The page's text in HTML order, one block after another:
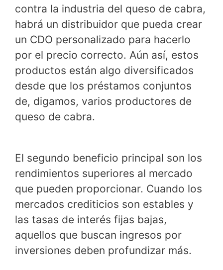
contra la industria del queso de cabra,
habrá un distribuidor que pueda crear
un CDO personalizado para hacerlo
por el precio correcto. Aún así, estos
productos están algo diversificados
desde que los préstamos conjuntos
de, digamos, varios productores de
queso de cabra.
El segundo beneficio principal son los
rendimientos superiores al mercado
que pueden proporcionar. Cuando los
mercados crediticios son estables y
las tasas de interés fijas bajas,
aquellos que buscan ingresos por
inversiones deben profundizar más.